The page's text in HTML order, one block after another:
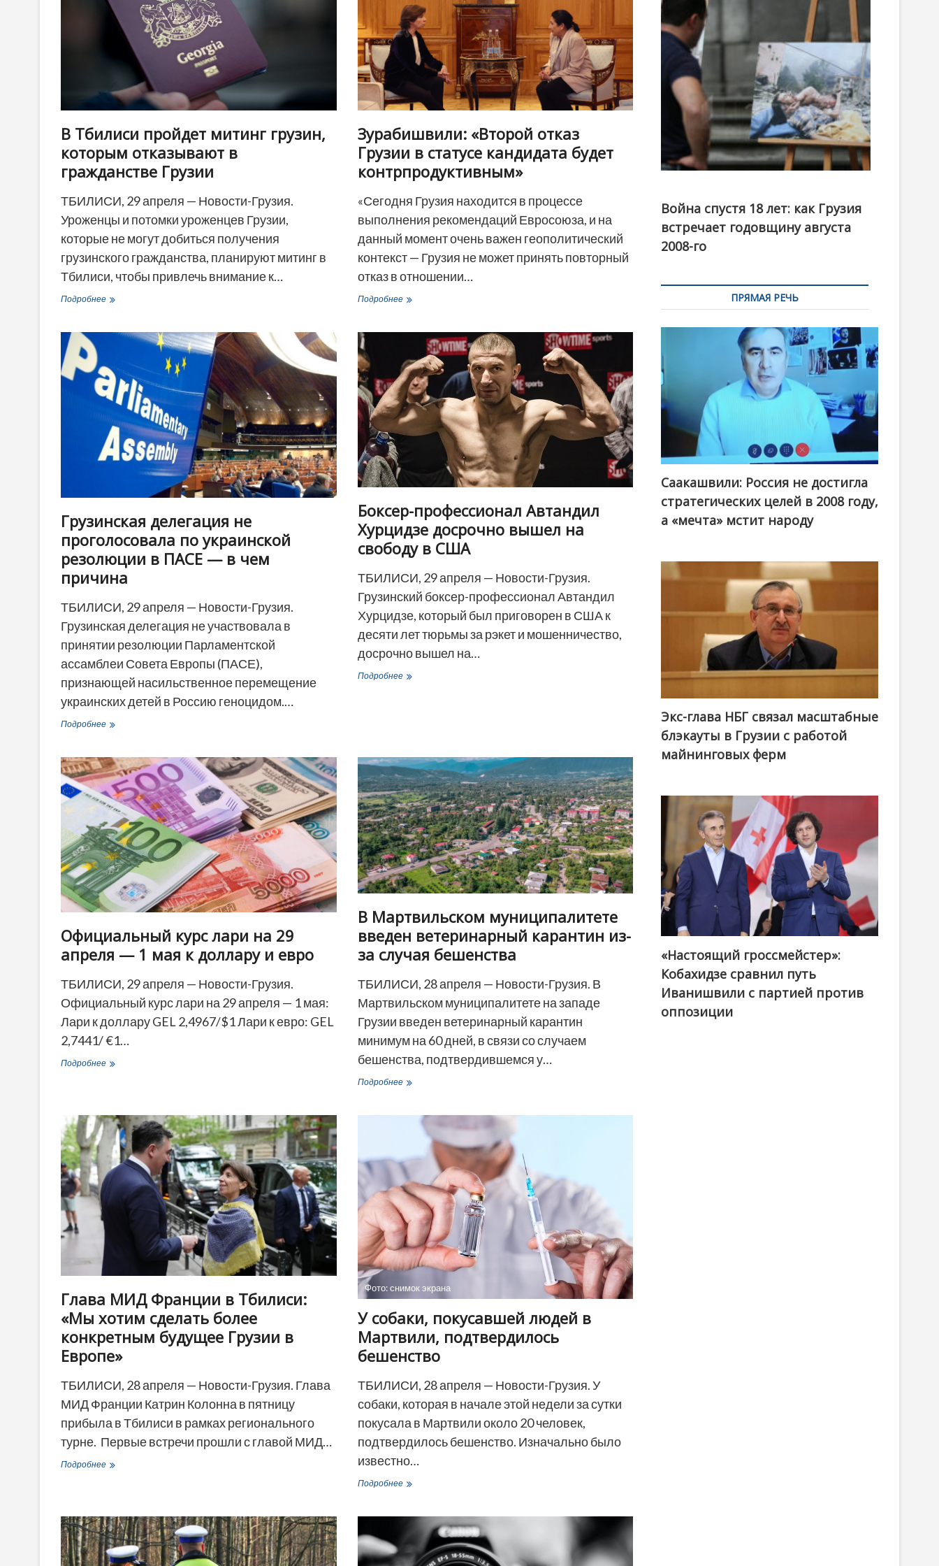
o
n
В Тбилиси пройдет митинг грузин,
которым отказывают в
гражданстве Грузии
ТБИЛИСИ, 29 апреля — Новости-Грузия.
Уроженцы и потомки уроженцев Грузии,
которые не могут добиться получения
грузинского гражданства, планируют митинг в
Тбилиси, чтобы привлечь внимание к…
ПодробнееВ
митинг
отказывают
в
гражданстве
Грузии
Зурабишвили: «Второй отказ
Грузии в статусе кандидата будет
контрпродуктивным»
«Сегодня Грузия находится в процессе
выполнения рекомендаций Евросоюза, и на
данный момент очень важен геополитический
контекст — Грузия не может принять повторный
отказ в отношении…
ПодробнееЗурабишвили:
Грузии
статусе
кандидата
будет
контрпродуктивным»
Грузинская делегация не
проголосовала по украинской
резолюции в ПАСЕ — в чем
причина
ТБИЛИСИ, 29 апреля — Новости-Грузия.
Грузинская делегация не участвовала в
принятии резолюции Парламентской
ассамблеи Совета Европы (ПАСЕ),
признающей насильственное перемещение
украинских детей в Россию геноцидом.…
ПодробнееГрузинская
проголосовала
по
украинской
резолюции
в
ПАСЕ
—
в
чем
причина
Боксер-профессионал Автандил
Хурцидзе досрочно вышел на
свободу в США
ТБИЛИСИ, 29 апреля — Новости-Грузия.
Грузинский боксер-профессионал Автандил
Хурцидзе, который был приговорен в США к
десяти лет тюрьмы за рэкет и мошенничество,
досрочно вышел на…
ПодробнееБоксер-
свободу
в
США
Официальный курс лари на 29
апреля — 1 мая к доллару и евро
ТБИЛИСИ, 29 апреля — Новости-Грузия.
Официальный курс лари на 29 апреля — 1 мая:
Лари к доллару GEL 2,4967/$1 Лари к евро: GEL
2,7441/ €1…
ПодробнееОфициальный
апреля
мая
к
доллару
В Мартвильском муниципалитете
введен ветеринарный карантин из-
за случая бешенства
ТБИЛИСИ, 28 апреля — Новости-Грузия. В
Мартвильском муниципалитете на западе
Грузии введен ветеринарный карантин
минимум на 60 дней, в связи со случаем
бешенства, подтвердившемся у…
ПодробнееВ
введен
ветеринарный
карантин
из-
за
случая
бешенства
Глава МИД Франции в Тбилиси:
«Мы хотим сделать более
конкретным будущее Грузии в
Европе»
ТБИЛИСИ, 28 апреля — Новости-Грузия. Глава
МИД Франции Катрин Колонна в пятницу
прибыла в Тбилиси в рамках регионального
турне. Первые встречи прошли с главой МИД…
ПодробнееГлава
Тбилиси:
«Мы
хотим
сделать
Фото: снимок экрана
У собаки, покусавшей людей в
Мартвили, подтвердилось
бешенство
ТБИЛИСИ, 28 апреля — Новости-Грузия. У
собаки, которая в начале этой недели за сутки
покусала в Мартвили около 20 человек,
подтвердилось бешенство. Изначально было
известно…
ПодробнееУ
Мартвили,
подтвердилось
канал
Война спустя 18 лет: как Грузия
встречает годовщину августа
2008-го
ПРЯМАЯ РЕЧЬ
Саакашвили: Россия не достигла
стратегических целей в 2008 году,
а «мечта» мстит народу
Экс-глава НБГ связал масштабные
блэкауты в Грузии с работой
майнинговых ферм
@ქართული ოცნება / Georgian Dream
«Настоящий гроссмейстер»:
Кобахидзе сравнил путь
Иванишвили с партией против
оппозиции